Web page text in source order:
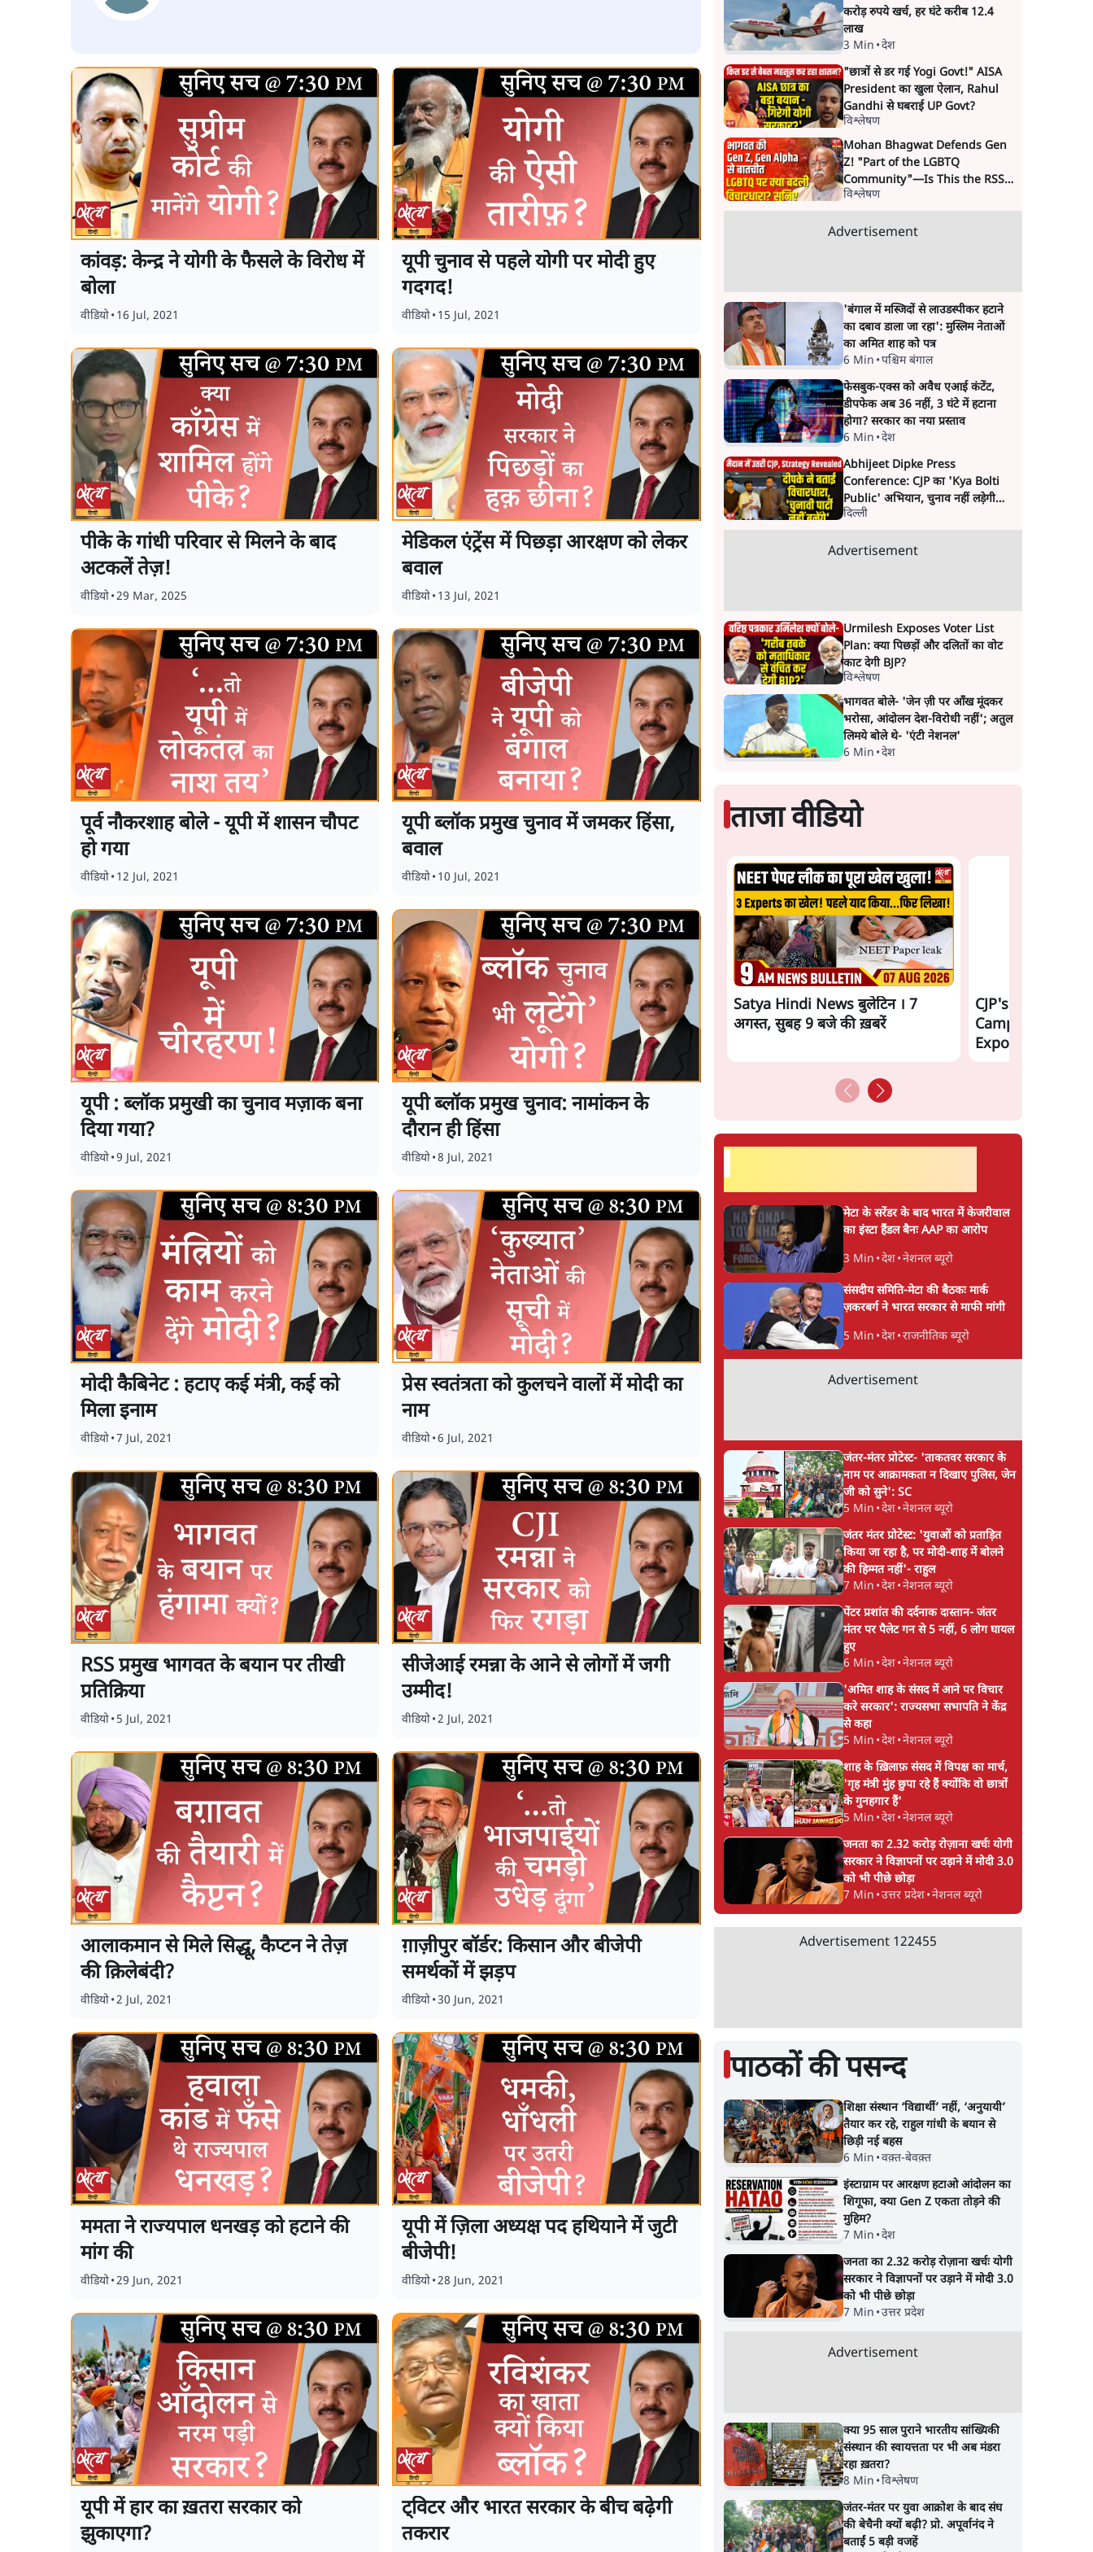
कांवड़: केन्द्र ने योगी के फैसले के विरोध में
बोला
वीडियो• 16 Jul, 2021
यूपी चुनाव से पहले योगी पर मोदी हुए
गदगद!
वीडियो• 15 Jul, 2021
पीके के गांधी परिवार से मिलने के बाद
अटकलें तेज़!
वीडियो•29 Mar, 2025
मेडिकल एंट्रेंस में पिछड़ा आरक्षण को लेकर
बवाल
वीडियो• 13 Jul, 2021
पूर्व नौकरशाह बोले - यूपी में शासन चौपट
हो गया
वीडियो• 12 Jul, 2021
यूपी ब्लॉक प्रमुख चुनाव में जमकर हिंसा,
बवाल
वीडियो• 10 Jul, 2021
यूपी : ब्लॉक प्रमुखी का चुनाव मज़ाक बना
दिया गया?
वीडियो•9 Jul, 2021
यूपी ब्लॉक प्रमुख चुनाव: नामांकन के
दौरान ही हिंसा
वीडियो•8 Jul, 2021
मोदी कैबिनेट : हटाए कई मंत्री, कई को
मिला इनाम
वीडियो•7 Jul, 2021
प्रेस स्वतंत्रता को कुलचने वालों में मोदी का
नाम
वीडियो•6 Jul, 2021
RSS प्रमुख भागवत के बयान पर तीखी
प्रतिक्रिया
वीडियो• 5 Jul, 2021
सीजेआई रमन्ना के आने से लोगों में जगी
उम्मीद!
वीडियो•2 Jul, 2021
आलाकमान से मिले सिद्धू, कैप्टन ने तेज़
की क़िलेबंदी?
वीडियो•2 Jul, 2021
ग़ाज़ीपुर बॉर्डर: किसान और बीजेपी
समर्थकों में झड़प
वीडियो•30 Jun, 2021
ममता ने राज्यपाल धनखड़ को हटाने की
मांग की
वीडियो•29 Jun, 2021
यूपी में ज़िला अध्यक्ष पद हथियाने में जुटी
बीजेपी!
वीडियो•28 Jun, 2021
यूपी में हार का ख़तरा सरकार को
झुकाएगा?
ट्विटर और भारत सरकार के बीच बढ़ेगी
तकरार
करोड़ रुपये खर्च, हर घंटे करीब 12.4
लाख
3 Min •देश
"छात्रों से डर गई Yogi Govt!" AISA
President का खुला ऐलान, Rahul
Gandhi से घबराई UP Govt?
विश्लेषण
Mohan Bhagwat Defends Gen
Z! "Part of the LGBTQ
Community"—Is This the RSS's
New Move?
विश्लेषण
Advertisement
'बंगाल में मस्जिदों से लाउडस्पीकर हटाने
का दबाव डाला जा रहा': मुस्लिम नेताओं
का अमित शाह को पत्र
6 Min •पश्चिम बंगाल
फेसबुक-एक्स को अवैध एआई कंटेंट,
डीपफेक अब 36 नहीं, 3 घंटे में हटाना
होगा? सरकार का नया प्रस्ताव
6 Min •देश
Abhijeet Dipke Press
Conference: CJP का 'Kya Bolti
Public' अभियान, चुनाव नहीं लड़ेगी
CJP!
दिल्ली
Advertisement
Urmilesh Exposes Voter List
Plan: क्या पिछड़ों और दलितों का वोट
काट देगी BJP?
विश्लेषण
भागवत बोले- 'जेन ज़ी पर आँख मूंदकर
भरोसा, आंदोलन देश-विरोधी नहीं'; अतुल
लिमये बोले थे- 'एंटी नेशनल'
6 Min •देश
ताजा वीडियो
Satya Hindi News बुलेटिन । 7
अगस्त, सुबह 9 बजे की ख़बरें
CJP's New
Campaign!
Exposes Modi
सर्वाधिक पढ़ी गयी खबरें
मेटा के सरेंडर के बाद भारत में केजरीवाल
का इंस्टा हैंडल बैनः AAP का आरोप
3 Min •देश•नेशनल ब्यूरो
संसदीय समिति-मेटा की बैठकः मार्क
ज़करबर्ग ने भारत सरकार से माफी मांगी
5 Min •देश•राजनीतिक ब्यूरो
Advertisement
जंतर-मंतर प्रोटेस्ट- 'ताकतवर सरकार के
नाम पर आक्रामकता न दिखाए पुलिस, जेन
जी को सुने': SC
5 Min •देश•नेशनल ब्यूरो
जंतर मंतर प्रोटेस्ट: 'युवाओं को प्रताड़ित
किया जा रहा है, पर मोदी-शाह में बोलने
की हिम्मत नहीं'- राहुल
7 Min •देश•नेशनल ब्यूरो
पेंटर प्रशांत की दर्दनाक दास्तान- जंतर
मंतर पर पैलेट गन से 5 नहीं, 6 लोग घायल
हुए
6 Min •देश•नेशनल ब्यूरो
'अमित शाह के संसद में आने पर विचार
करे सरकार': राज्यसभा सभापति ने केंद्र
से कहा
5 Min •देश•नेशनल ब्यूरो
शाह के ख़िलाफ़ संसद में विपक्ष का मार्च,
'गृह मंत्री मुंह छुपा रहे हैं क्योंकि वो छात्रों
के गुनहगार हैं'
5 Min •देश•नेशनल ब्यूरो
जनता का 2.32 करोड़ रोज़ाना खर्चः योगी
सरकार ने विज्ञापनों पर उड़ाने में मोदी 3.0
को भी पीछे छोड़ा
7 Min •उत्तर प्रदेश•नेशनल ब्यूरो
Advertisement 122455
पाठकों की पसन्द
शिक्षा संस्थान ‘विद्यार्थी’ नहीं, ‘अनुयायी’
तैयार कर रहे, राहुल गांधी के बयान से
छिड़ी नई बहस
6 Min •वक़्त-बेवक़्त
इंस्टाग्राम पर आरक्षण हटाओ आंदोलन का
शिगूफा, क्या Gen Z एकता तोड़ने की
मुहिम?
7 Min •देश
जनता का 2.32 करोड़ रोज़ाना खर्चः योगी
सरकार ने विज्ञापनों पर उड़ाने में मोदी 3.0
को भी पीछे छोड़ा
7 Min •उत्तर प्रदेश
Advertisement
क्या 95 साल पुराने भारतीय सांख्यिकी
संस्थान की स्वायत्तता पर भी अब मंडरा
रहा ख़तरा?
8 Min •विश्लेषण
जंतर-मंतर पर युवा आक्रोश के बाद संघ
की बेचैनी क्यों बढ़ी? प्रो. अपूर्वानंद ने
बताईं 5 बड़ी वजहें